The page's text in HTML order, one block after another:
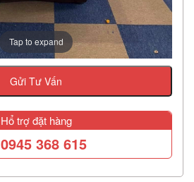
Tap to expand
Gửi Tư Vấn
Hổ trợ đặt hàng
0945 368 615